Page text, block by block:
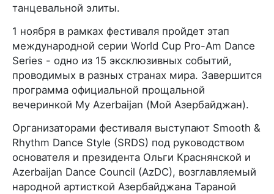
танцевальной элиты.
1 ноября в рамках фестиваля пройдет этап
международной серии World Cup Pro-Am Dance
Series - одно из 15 эксклюзивных событий,
проводимых в разных странах мира. Завершится
программа официальной прощальной
вечеринкой My Azerbaijan (Мой Азербайджан).
Организаторами фестиваля выступают Smooth &
Rhythm Dance Style (SRDS) под руководством
основателя и президента Ольги Краснянской и
Azerbaijan Dance Council (AzDC), возглавляемый
народной артисткой Азербайджана Тараной